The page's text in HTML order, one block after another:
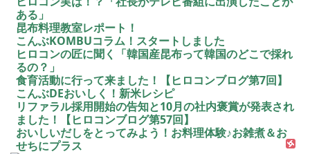
ある」
昆布料理教室レポート！
こんぶKOMBUコラム！スタートしました
ヒロコンの匠に聞く「韓国産昆布って韓国のどこで採れ
るの？」
食育活動に行って来ました！【ヒロコンブログ第7回】
こんぶDEおいしく！新米レシピ
リファラル採用開始の告知と10月の社内褒賞が発表され
ました！【ヒロコンブログ第57回】
おいしいだしをとってみよう！お料理体験♪お雑煮＆お
せちにプラス